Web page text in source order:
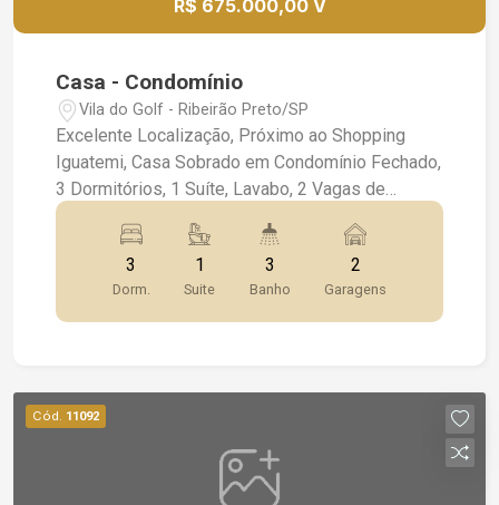
R$ 675.000,00 V
Casa - Condomínio
Vila do Golf - Ribeirão Preto/SP
Excelente Localização, Próximo ao Shopping
Iguatemi, Casa Sobrado em Condomínio Fechado,
3 Dormitórios, 1 Suíte, Lavabo, 2 Vagas de
Garagem, Área com Churrasqueira, Armários, Ar
Condicionado, Ventiladores, Sala Ampla 2
Ambientes, Box Blindex, Espelhos, Iluminação,
Lazer Completo, Portaria 24 Hrs.
3
Dorm.
1
Suite
3
Banho
2
Garagens
Cód. 11092